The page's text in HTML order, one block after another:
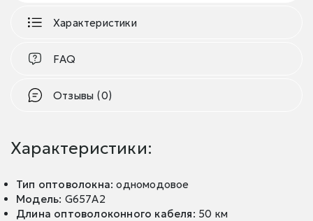
Характеристики
FAQ
Отзывы (0)
Характеристики:
Тип оптоволокна: одномодовое
Модель: G657A2
Длина оптоволоконного кабеля: 50 км